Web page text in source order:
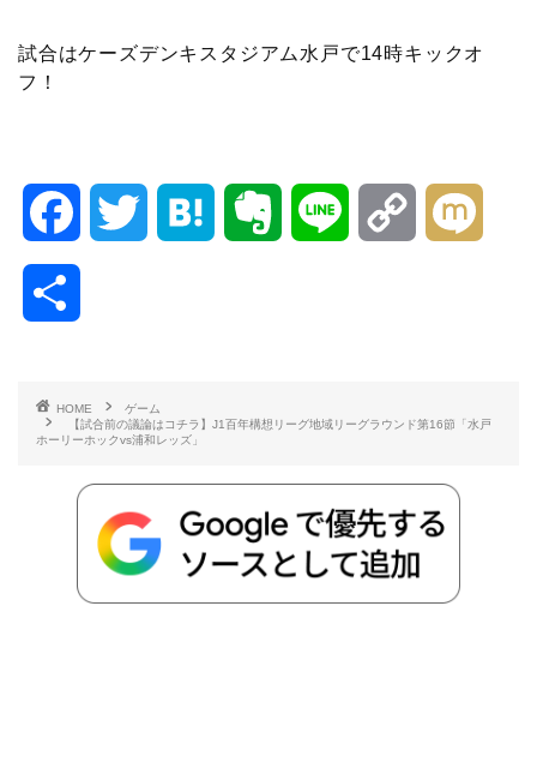
試合はケーズデンキスタジアム水戸で14時キックオ
フ！
b
o
t
r t n
HOME
ゲーム
【試合前の議論はコチラ】J1百年構想リーグ地域リーグラウンド第16節「水戸
ホーリーホックvs浦和レッズ」